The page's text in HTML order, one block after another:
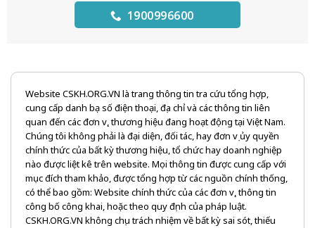
1900996600
Website CSKH.ORG.VN là trang thông tin tra cứu tổng hợp,
cung cấp danh bạ số điện thoại, địa chỉ và các thông tin liên
quan đến các đơn vị, thương hiệu đang hoạt động tại Việt Nam.
Chúng tôi không phải là đại diện, đối tác, hay đơn vị ủy quyền
chính thức của bất kỳ thương hiệu, tổ chức hay doanh nghiệp
nào được liệt kê trên website. Mọi thông tin được cung cấp với
mục đích tham khảo, được tổng hợp từ các nguồn chính thống,
có thể bao gồm: Website chính thức của các đơn vị, thông tin
công bố công khai, hoặc theo quy định của pháp luật.
CSKH.ORG.VN không chịu trách nhiệm về bất kỳ sai sót, thiếu